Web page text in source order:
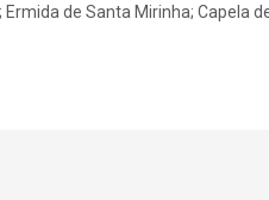
de Santa Mirinha; Capela